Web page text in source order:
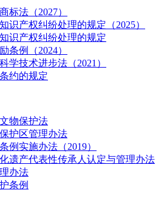
标法（2027）
识产权纠纷处理的规定（2025）
识产权纠纷处理的规定
条例（2024）
学技术进步法（2021）
约的规定
物保护法
护区管理办法
例实施办法（2019）
遗产代表性传承人认定与管理办法
办法
条例